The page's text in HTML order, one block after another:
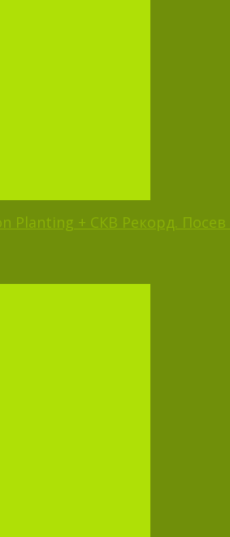
Planting + СКВ Рекорд.